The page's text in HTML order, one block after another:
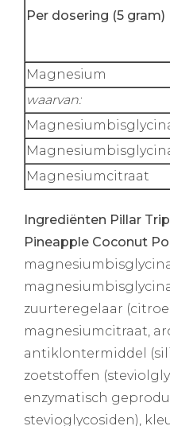
Per dosering (5 gram)
Magnesium
waarvan:
Magnesiumcitraat
Ingrediënten Pillar
Pineapple Coconut
zuurteregelaar
magnesiumcitraat,
antiklontermiddel
zoetstoffen
enzymatisch
stevioglycosiden),